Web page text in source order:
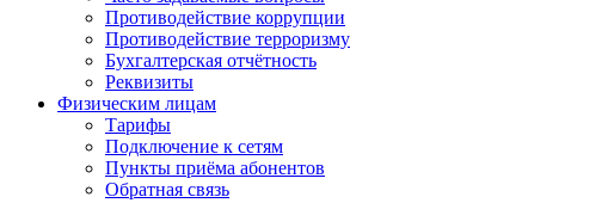
Противодействие коррупции
Противодействие терроризму
Бухгалтерская отчётность
Реквизиты
Физическим лицам
Тарифы
Подключение к сетям
Пункты приёма абонентов
Обратная связь